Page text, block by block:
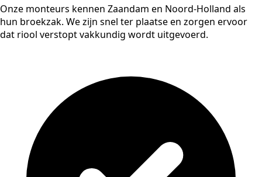
Onze monteurs kennen Zaandam en Noord-Holland als
hun broekzak. We zijn snel ter plaatse en zorgen ervoor
dat riool verstopt vakkundig wordt uitgevoerd.